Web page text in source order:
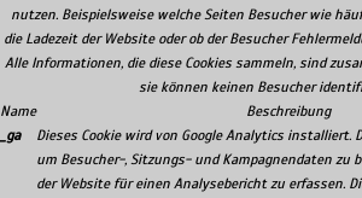
nutzen. Beispielsweise welche Seiten Besucher wie
die Ladezeit der Website oder ob der Besucher
Alle Informationen, die diese Cookies sammeln, sind
sie können keinen Besucher
Name
Beschreibung
_ga
Dieses Cookie wird von Google Analytics installiert.
um Besucher-, Sitzungs- und Kampagnendaten zu
der Website für einen Analysebericht zu erfassen.